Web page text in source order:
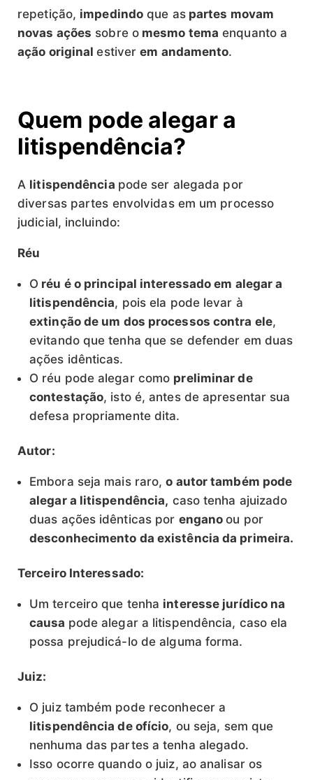
repetição, impedindo que aspartes movam
novas ações sobre omesmo tema enquanto a
ação originalestiverem andamento.
Quem pode alegar a
litispendência?
A litispendência pode ser alegada por
diversas partes envolvidas em um processo
judicial, incluindo:
Réu
O réu é o principal interessado em alegar a
litispendência, pois ela pode levar à
extinção de um dos processos contra ele,
evitando que tenha que se defender em duas
ações idênticas.
O réu pode alegar como preliminar de
contestação, isto é, antes de apresentar sua
defesa propriamente dita.
Autor:
Embora seja mais raro,o autor também pode
alegar a litispendência, caso tenha ajuizado
duas ações idênticas por enganoou por
desconhecimento da existência da primeira.
Terceiro Interessado:
Um terceiro que tenha interesse jurídico na
causa pode alegar a litispendência, caso ela
possa prejudicá-lo de alguma forma.
Juiz:
O juiz também pode reconhecer a
litispendência de ofício, ou seja, sem que
nenhuma das partes a tenha alegado.
Isso ocorre quando o juiz, ao analisar os